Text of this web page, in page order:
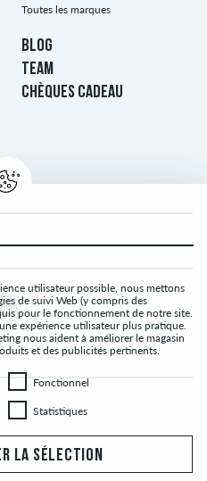
Toutes les marques
BLOG
TEAM
CHÈQUES CADEAU
utilisateur possible, nous mettons
de suivi Web (y compris des
pour le fonctionnement de notre site.
expérience utilisateur plus pratique.
nous aident à améliorer le magasin
et des publicités pertinents.
Fonctionnel
Fonctionnel
Statistiques
Statistiques
LA SÉLECTION